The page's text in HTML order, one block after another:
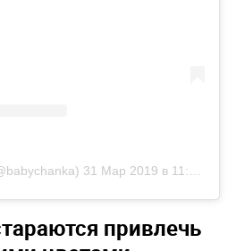
31 Мар 2019 в 11:22 PDT
привлечь